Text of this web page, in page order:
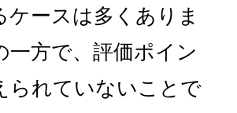
ケースは多くありま
一方で、評価ポイン
られていないことで